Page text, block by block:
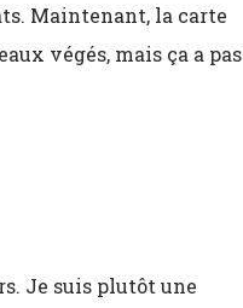
Maintenant, la carte
végés, mais ça a pas
Je suis plutôt une